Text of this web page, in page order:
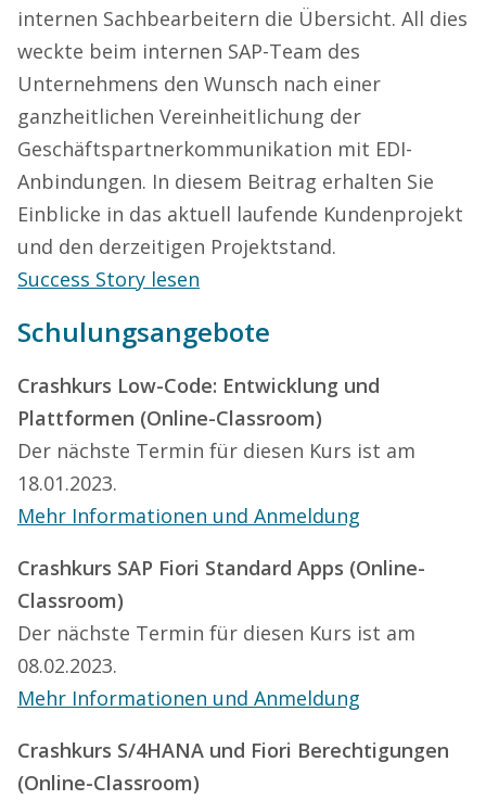
internen Sachbearbeitern die Übersicht. All dies
weckte beim internen SAP-Team des
Unternehmens den Wunsch nach einer
ganzheitlichen Vereinheitlichung der
Geschäftspartnerkommunikation mit EDI-
Anbindungen. In diesem Beitrag erhalten Sie
Einblicke in das aktuell laufende Kundenprojekt
und den derzeitigen Projektstand.
Success Story lesen
Schulungsangebote
Crashkurs Low-Code: Entwicklung und
Plattformen (Online-Classroom)
Der nächste Termin für diesen Kurs ist am
18.01.2023.
Mehr Informationen und Anmeldung
Crashkurs SAP Fiori Standard Apps (Online-
Classroom)
Der nächste Termin für diesen Kurs ist am
08.02.2023.
Mehr Informationen und Anmeldung
Crashkurs S/4HANA und Fiori Berechtigungen
(Online-Classroom)